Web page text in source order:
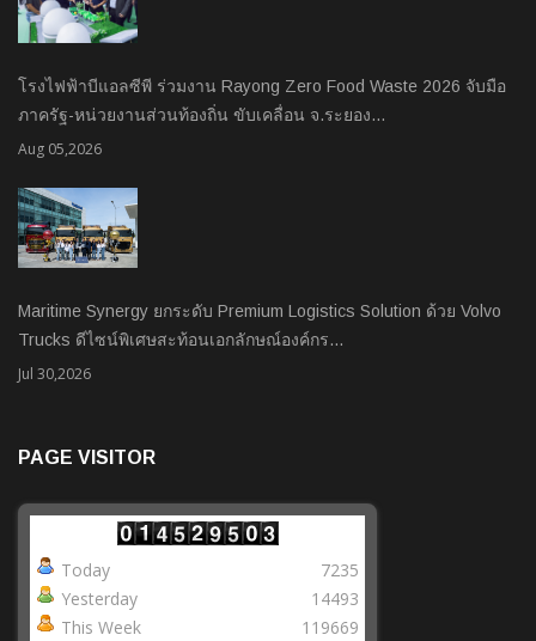
โรงไฟฟ้าบีแอลซีพี ร่วมงาน Rayong Zero Food Waste 2026 จับมือ
ภาครัฐ-หน่วยงานส่วนท้องถิ่น ขับเคลื่อน จ.ระยอง…
Aug 05,2026
Maritime Synergy ยกระดับ Premium Logistics Solution ด้วย Volvo
Trucks ดีไซน์พิเศษสะท้อนเอกลักษณ์องค์กร…
Jul 30,2026
PAGE VISITOR
Today
Yesterday
This Week
7235
14493
119669